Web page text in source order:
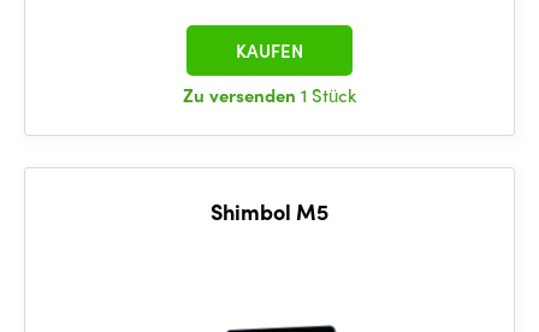
Zu versenden 1 Stück
KAUFEN
Shimbol M5